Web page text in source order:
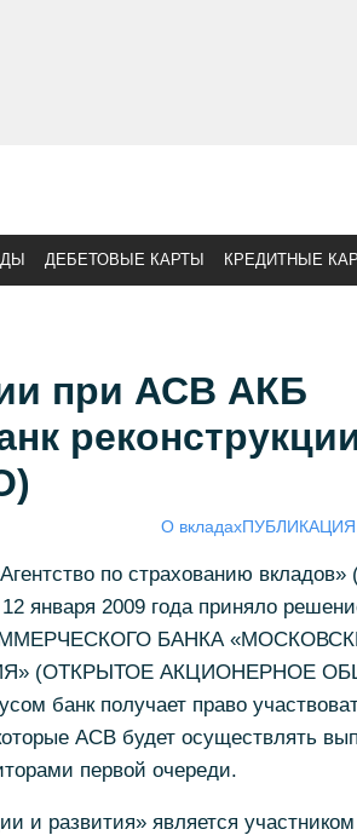
ДЕБЕТОВЫЕ КАРТЫ КРЕДИТНЫЕ
при АСВ АКБ
О вкладахПУБЛИКАЦИЯ
по страхованию
января 2009 года приняло
БАНКА
(ОТКРЫТОЕ АКЦИОНЕРНОЕ
банк получает право
АСВ будет осуществлять
первой очереди.
и развития» является